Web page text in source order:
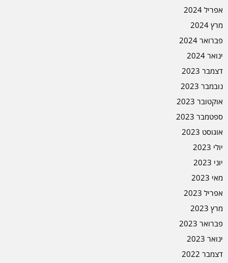
אפריל 2024
מרץ 2024
פברואר 2024
ינואר 2024
דצמבר 2023
נובמבר 2023
אוקטובר 2023
ספטמבר 2023
אוגוסט 2023
יולי 2023
יוני 2023
מאי 2023
אפריל 2023
מרץ 2023
פברואר 2023
ינואר 2023
דצמבר 2022